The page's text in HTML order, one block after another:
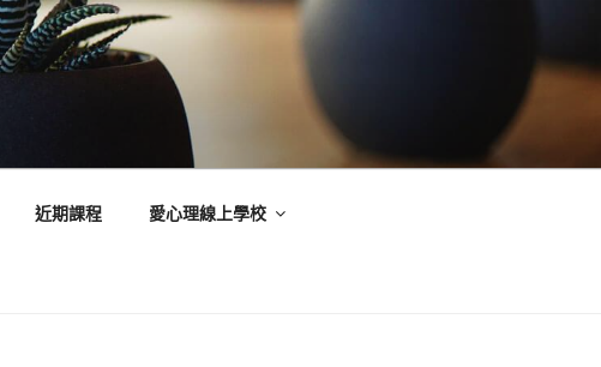
近期課程 愛心理線上學校